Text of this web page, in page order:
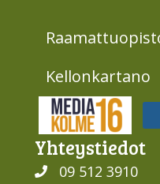
Kellonkartano
Media316
Yhteys­tiedot
09 512 3910